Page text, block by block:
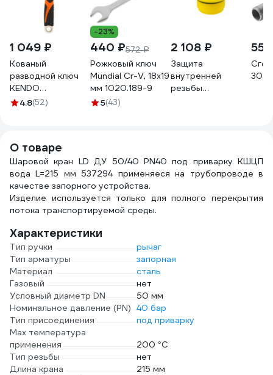
1 049 ₽
Кованый
разводной ключ
KENDO
углеродистая
4.8(52)
-23%
440 ₽572 ₽
Рожковый ключ
Mundial Cr-V, 18x19
мм 1020.189-9
5(43)
2 108 ₽
Защита
внутренней
резьбы
300
О товаре
Шаровой кран LD ДУ 50/40 PN40 под приварку КШЦП
вода L=215 мм 537294 применяеся на трубопроводе в
качестве запорного устройства.
Изделие используется только для полного перекрытия
потока транспортируемой среды.
Характеристики
Тип ручки
рычаг
Тип арматуры
запорная
Материал
сталь
Газовый
нет
Условный диаметр DN
50 мм
Номинальное давление (PN) 40 бар
Тип присоединения
под приварку
Max температура
применения
200 °С
Тип резьбы
нет
Длина крана
215 мм